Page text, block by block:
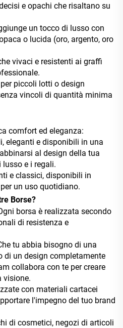
e opachi che risaltano su
un tocco di lusso con
o lucida (oro, argento, oro
vivaci e resistenti ai graffi
piccoli lotti o design
vincoli di quantità minima
comfort ed eleganza:
eleganti e disponibili in una
al design della tua
lusso e i regali.
e classici, disponibili in
un uso quotidiano.
Borse?
borsa è realizzata secondo
di resistenza e
tu abbia bisogno di una
di un design completamente
collabora con te per creare
visione.
con materiali cartacei
l'impegno del tuo brand
di cosmetici, negozi di articoli